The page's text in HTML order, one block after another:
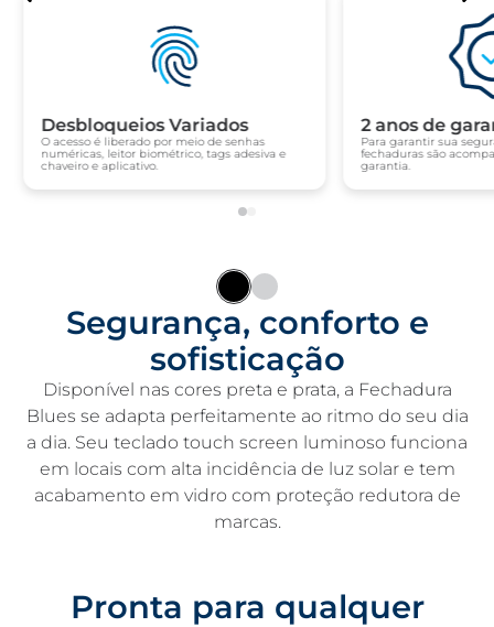
Desbloqueios Variados
O acesso é liberado por meio de senhas
numéricas, leitor biométrico, tags adesiva e
chaveiro e aplicativo.
2 anos de
Para garantir sua
fechaduras são
garantia.
Segurança, conforto e
sofisticação
Disponível nas cores preta e prata, a Fechadura
Blues se adapta perfeitamente ao ritmo do seu dia
a dia. Seu teclado touch screen luminoso​ funciona
em locais com alta incidência de luz solar e tem
acabamento em vidro com proteção redutora de
marcas​.
Pronta para qualquer